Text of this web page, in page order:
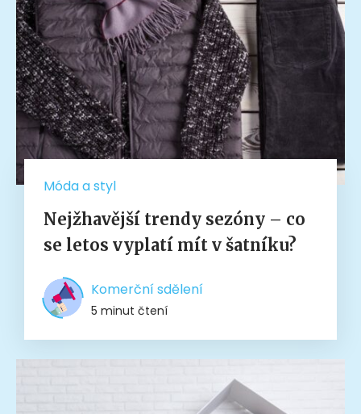
Móda a styl
Nejžhavější trendy sezóny – co
se letos vyplatí mít v šatníku?
Komerční sdělení
5 minut čtení